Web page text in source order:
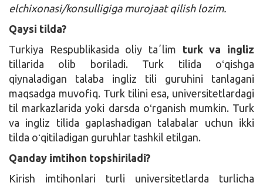
elchixonasi/konsulligiga murojaat qilish lozim.
Qaysi tilda?
Turkiya Respublikasida oliy taʼlim turk va ingliz
tillarida olib boriladi. Turk tilida oʻqishga
qiynaladigan talaba ingliz tili guruhini tanlagani
maqsadga muvofiq. Turk tilini esa, universitetlardagi
til markazlarida yoki darsda oʻrganish mumkin. Turk
va ingliz tilida gaplashadigan talabalar uchun ikki
tilda oʻqitiladigan guruhlar tashkil etilgan.
Qanday imtihon topshiriladi?
Kirish imtihonlari turli universitetlarda turlicha